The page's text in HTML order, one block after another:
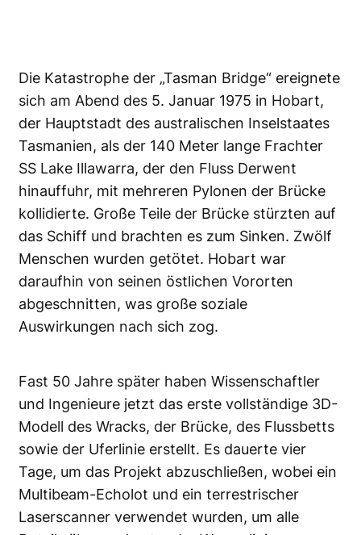
Die Katastrophe der „Tasman Bridge“ ereignete
sich am Abend des 5. Januar 1975 in Hobart,
der Hauptstadt des australischen Inselstaates
Tasmanien, als der 140 Meter lange Frachter
SS Lake Illawarra, der den Fluss Derwent
hinauffuhr, mit mehreren Pylonen der Brücke
kollidierte. Große Teile der Brücke stürzten auf
das Schiff und brachten es zum Sinken. Zwölf
Menschen wurden getötet. Hobart war
daraufhin von seinen östlichen Vororten
abgeschnitten, was große soziale
Auswirkungen nach sich zog.
Fast 50 Jahre später haben Wissenschaftler
und Ingenieure jetzt das erste vollständige 3D-
Modell des Wracks, der Brücke, des Flussbetts
sowie der Uferlinie erstellt. Es dauerte vier
Tage, um das Projekt abzuschließen, wobei ein
Multibeam-Echolot und ein terrestrischer
Laserscanner verwendet wurden, um alle